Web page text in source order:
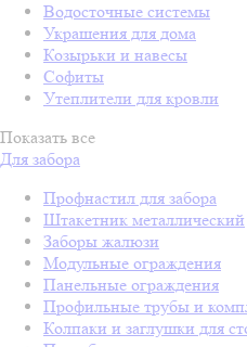
Водосточные системы
Украшения для дома
Козырьки и навесы
Софиты
Утеплители для кровли
Показать все
Для забора
Профнастил для забора
Штакетник металлический
Заборы жалюзи
Модульные ограждения
Панельные ограждения
Профильные трубы и
Колпаки и заглушки для